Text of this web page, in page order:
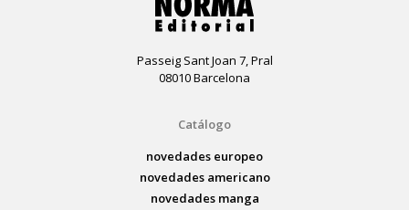
Passeig Sant Joan 7, Pral
08010 Barcelona
Catálogo
novedades europeo
novedades americano
novedades manga